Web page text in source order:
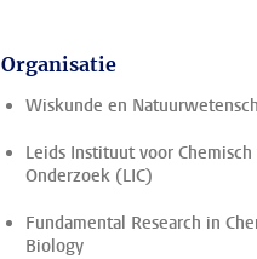
Organisatie
Wiskunde en
Leids Instituut voor Chemisch
Onderzoek (LIC)
Fundamental Research in
Biology